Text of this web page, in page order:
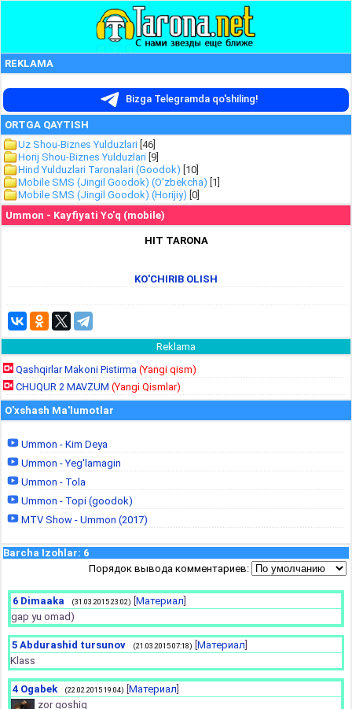
REKLAMA
Bizga Telegramda qo'shiling!
ORTGA QAYTISH
Uz Shou-Biznes Yulduzlari [46]
Horij Shou-Biznes Yulduzlari [9]
Hind Yulduzlari Taronalari (Goodok) [10]
Mobile SMS (Jingil Goodok) (O'zbekcha) [1]
Mobile SMS (Jingil Goodok) (Horijiy) [0]
Ummon - Kayfiyati Yo'q (mobile)
HIT TARONA
KO'CHIRIB OLISH
Reklama
Qashqirlar Makoni Pistirma (Yangi qism)
CHUQUR 2 MAVZUM (Yangi Qismlar)
O'xshash Ma'lumotlar
Ummon - Kim Deya
Ummon - Yeg'lamagin
Ummon - Tola
Ummon - Topi (goodok)
MTV Show - Ummon (2017)
Barcha Izohlar: 6
Порядок вывода комментариев:
6 Dimaaka (31.03.2015 23:02) Материал
gap yu omad)
5 Abdurashid tursunov (21.03.2015 07:18) Материал
Klass
4 Ogabek (22.02.2015 19:04) Материал
zor qoshiq